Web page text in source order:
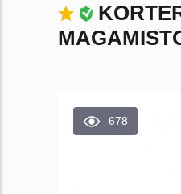
678